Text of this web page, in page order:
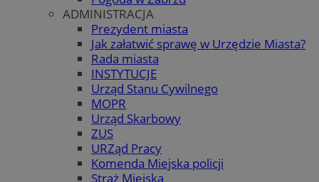
ADMINISTRACJA
Prezydent miasta
Jak załatwić sprawę w Urzędzie Miasta?
Rada miasta
INSTYTUCJE
Urząd Stanu Cywilnego
MOPR
Urząd Skarbowy
ZUS
URZąd Pracy
Komenda Miejska policji
Straż Miejska